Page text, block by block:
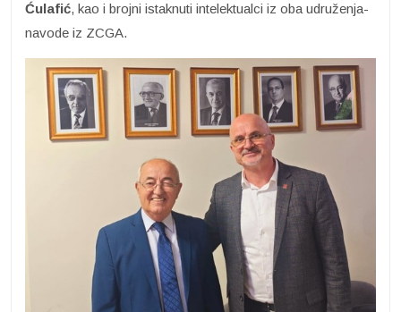
Ćulafić, kao i brojni istaknuti intelektualci iz oba udruženja-
navode iz ZCGA.